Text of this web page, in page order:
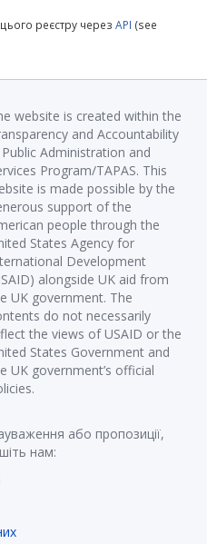
реєстру через API (see
website is created within the
and Accountability
Administration and
Program/TAPAS. This
is made possible by the
support of the
people through the
States Agency for
Development
alongside UK aid from
UK government. The
do not necessarily
the views of USAID or the
States Government and
UK government’s official
або пропозиції,
нам: